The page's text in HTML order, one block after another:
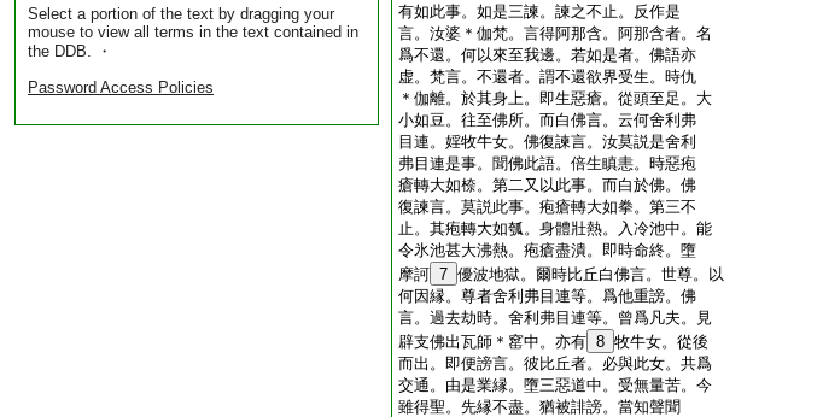
Select a portion of the text by dragging your
mouse to view all terms in the text contained in
the DDB. ・
Password Access Policies
有如此事。如是三諫。諫之不止。反作是
言。汝婆＊伽梵。言得阿那含。阿那含者。名
爲不還。何以來至我邊。若如是者。佛語亦
虚。梵言。不還者。謂不還欲界受生。時仇
＊伽離。於其身上。即生惡瘡。從頭至足。大
小如豆。往至佛所。而白佛言。云何舍利弗
目連。婬牧牛女。佛復諫言。汝莫説是舍利
弗目連是事。聞佛此語。倍生瞋恚。時惡疱
瘡轉大如㮈。第二又以此事。而白於佛。佛
復諫言。莫説此事。疱瘡轉大如拳。第三不
止。其疱轉大如瓠。身體壯熱。入冷池中。能
令氷池甚大沸熱。疱瘡盡潰。即時命終。墮
摩訶 7 優波地獄。爾時比丘白佛言。世尊。以
何因縁。尊者舍利弗目連等。爲他重謗。佛
言。過去劫時。舍利弗目連等。曾爲凡夫。見
辟支佛出瓦師＊窰中。亦有 8 牧牛女。從後
而出。即便謗言。彼比丘者。必與此女。共爲
交通。由是業縁。墮三惡道中。受無量苦。今
雖得聖。先縁不盡。猶被誹謗。當知聲聞